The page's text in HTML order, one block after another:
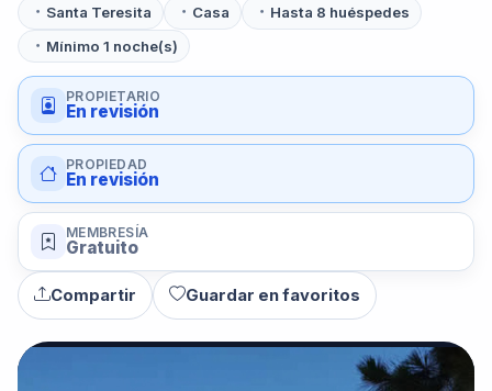
Santa Teresita Casa
Hasta 8 huéspedes
Mínimo 1 noche(s)
PROPIETARIO
En revisión
PROPIEDAD
En revisión
MEMBRESÍA
Gratuito
Compartir Guardar en favoritos